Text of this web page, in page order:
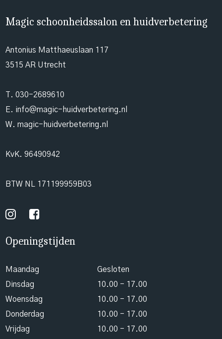
Magic schoonheidssalon en huidverbetering
Antonius Matthaeuslaan 117
3515 AR Utrecht
T. 030-2689610
E. info@magic-huidverbetering.nl
W. magic-huidverbetering.nl
KvK. 96490942
BTW NL 171199959B03
Openingstijden
Maandag
Gesloten
Dinsdag
10.00 - 17.00
Woensdag
10.00 - 17.00
Donderdag
10.00 - 17.00
Vrijdag
10.00 - 17.00